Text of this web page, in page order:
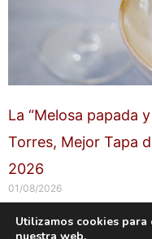
La “Melosa papada
Torres, Mejor Tapa
2026
01/08/2026
Utilizamos cookies